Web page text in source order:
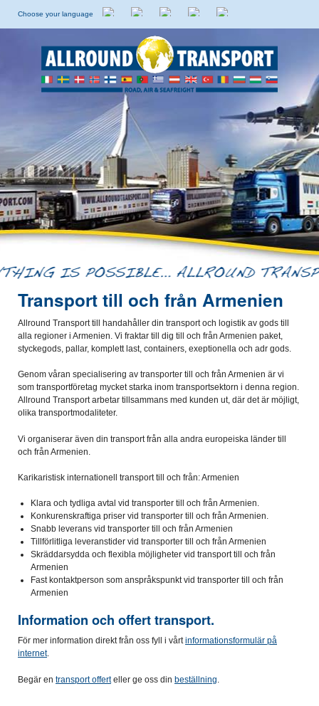
Choose your language
HolländskaEngelskaItalienskaSpanskaSvenska
Transport till och från Armenien
Allround Transport till handahåller din transport och logistik av gods till
alla regioner i Armenien. Vi fraktar till dig till och från Armenien paket,
styckegods, pallar, komplett last, containers, exeptionella och adr gods.
Genom våran specialisering av transporter till och från Armenien är vi
som transportföretag mycket starka inom transportsektorn i denna region.
Allround Transport arbetar tillsammans med kunden ut, där det är möjligt,
olika transportmodaliteter.
Vi organiserar även din transport från alla andra europeiska länder till
och från Armenien.
Karikaristisk internationell transport till och från: Armenien
Klara och tydliga avtal vid transporter till och från Armenien.
Konkurenskraftiga priser vid transporter till och från Armenien.
Snabb leverans vid transporter till och från Armenien
Tillförlitliga leveranstider vid transporter till och från Armenien
Skräddarsydda och flexibla möjligheter vid transport till och från
Armenien
Fast kontaktperson som anspråkspunkt vid transporter till och från
Armenien
Information och offert transport.
För mer information direkt från oss fyll i vårtinformationsformulär på
internet.
Begär en transport offerteller ge oss din beställning